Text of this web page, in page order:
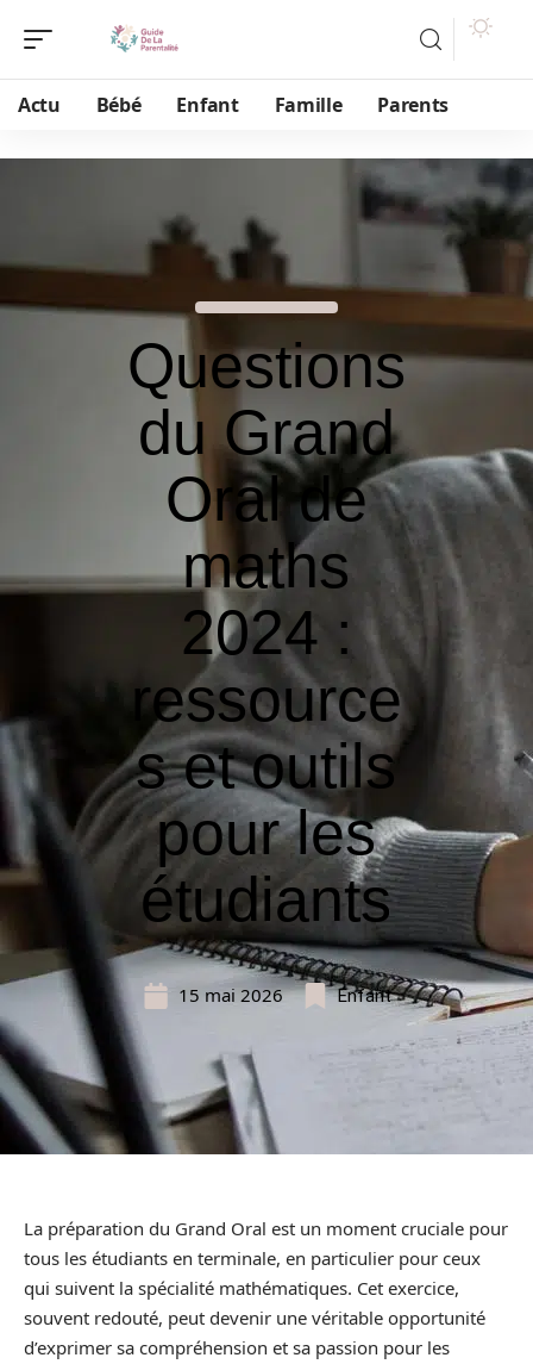
Actu Bébé Enfant Famille Parents
Questions
du Grand
Oral de
maths
2024 :
ressource
s et outils
pour les
étudiants
15 mai 2026 Enfant
La préparation du Grand Oral est un moment cruciale pour
tous les étudiants en terminale, en particulier pour ceux
qui suivent la spécialité mathématiques. Cet exercice,
souvent redouté, peut devenir une véritable opportunité
d’exprimer sa compréhension et sa passion pour les